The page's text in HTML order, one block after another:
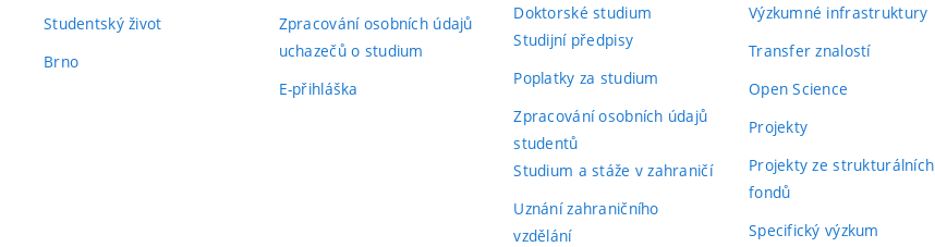
Studentský život
Brno
Zpracování osobních údajů
uchazečů o studium
E-přihláška
Doktorské studium
Studijní předpisy
Poplatky za studium
Zpracování osobních údajů
studentů
Studium a stáže v zahraničí
Uznání zahraničního
vzdělání
Výzkumné infrastruktury
Transfer znalostí
Open Science
Projekty
Projekty ze strukturálních
fondů
Specifický výzkum